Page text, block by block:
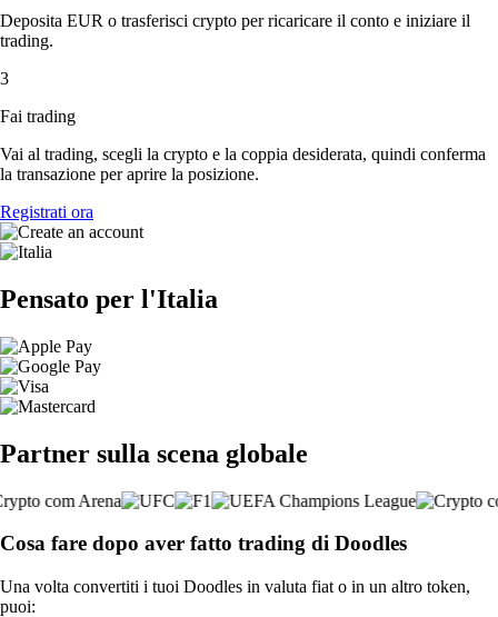
Deposita EUR o trasferisci crypto per ricaricare il conto e iniziare il
trading.
3
Fai trading
Vai al trading, scegli la crypto e la coppia desiderata, quindi conferma
la transazione per aprire la posizione.
Registrati ora
Pensato per l'Italia
Partner sulla scena globale
Cosa fare dopo aver fatto trading di Doodles
Una volta convertiti i tuoi Doodles in valuta fiat o in un altro token,
puoi: